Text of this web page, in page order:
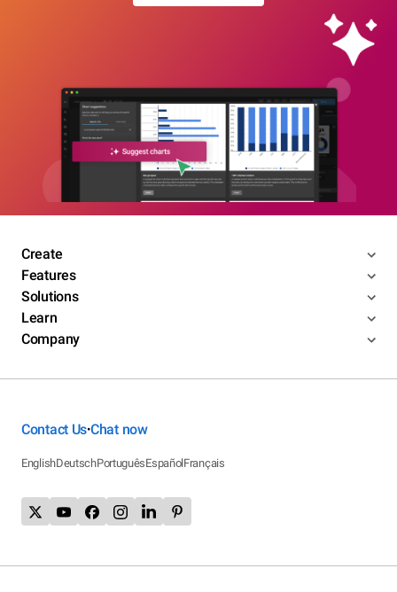
Create
Features
Solutions
Learn
Company
Contact Us•Chat now
EnglishDeutschPortuguêsEspañolFrançais